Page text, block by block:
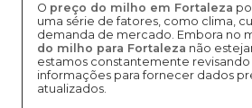
O preço do milho em Fortaleza
uma série de fatores, como clima,
demanda de mercado. Embora no
do milho para Fortaleza não
estamos constantemente revisando
informações para fornecer dados
atualizados.